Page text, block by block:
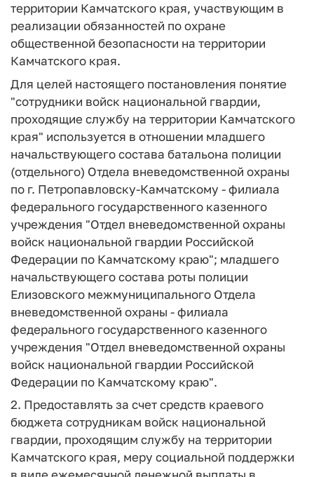
территории Камчатского края, участвующим в
реализации обязанностей по охране
общественной безопасности на территории
Камчатского края.
Для целей настоящего постановления понятие
"сотрудники войск национальной гвардии,
проходящие службу на территории Камчатского
края" используется в отношении младшего
начальствующего состава батальона полиции
(отдельного) Отдела вневедомственной охраны
по г. Петропавловску-Камчатскому - филиала
федерального государственного казенного
учреждения "Отдел вневедомственной охраны
войск национальной гвардии Российской
Федерации по Камчатскому краю"; младшего
начальствующего состава роты полиции
Елизовского межмуниципального Отдела
вневедомственной охраны - филиала
федерального государственного казенного
учреждения "Отдел вневедомственной охраны
войск национальной гвардии Российской
Федерации по Камчатскому краю".
2. Предоставлять за счет средств краевого
бюджета сотрудникам войск национальной
гвардии, проходящим службу на территории
Камчатского края, меру социальной поддержки